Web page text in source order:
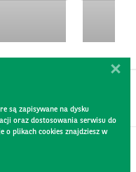
są zapisywane na dysku
oraz dostosowania serwisu do
o plikach cookies znajdziesz w